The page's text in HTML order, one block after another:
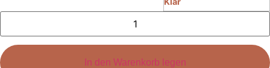
Nora
Menge
In den Warenkorb legen